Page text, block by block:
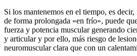
Si los mantenemos en el tiempo, es
de forma prolongada «en frío», puede
fuerza y potencia muscular generando
y articular y por ello, más riesgo de
neuromuscular clara que con un